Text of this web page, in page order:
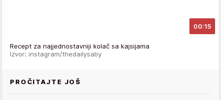
00:15
Recept za najjednostavniji kolač sa kajsijama
Izvor: instagram/thedailysaby
PROČITAJTE JOŠ